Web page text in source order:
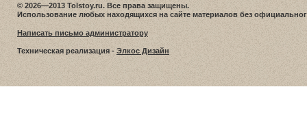
© 2026—2013 Tolstoy.ru. Все права защищены.
Использование любых находящихся на сайте материалов без
Написать письмо администратору
Техническая реализация - Элкос Дизайн